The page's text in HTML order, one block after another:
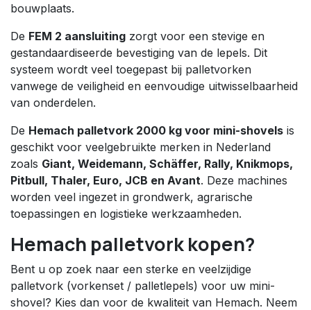
bouwplaats.
De FEM 2 aansluiting zorgt voor een stevige en
gestandaardiseerde bevestiging van de lepels. Dit
systeem wordt veel toegepast bij palletvorken
vanwege de veiligheid en eenvoudige uitwisselbaarheid
van onderdelen.
De Hemach palletvork 2000 kg voor mini-shovels is
geschikt voor veelgebruikte merken in Nederland
zoals Giant, Weidemann, Schäffer, Rally, Knikmops,
Pitbull, Thaler, Euro, JCB en Avant. Deze machines
worden veel ingezet in grondwerk, agrarische
toepassingen en logistieke werkzaamheden.
Hemach palletvork kopen?
Bent u op zoek naar een sterke en veelzijdige
palletvork (vorkenset / palletlepels) voor uw mini-
shovel? Kies dan voor de kwaliteit van Hemach. Neem